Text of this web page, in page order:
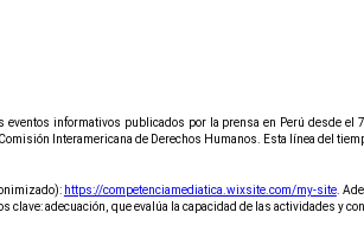
informativos publicados por la prensa en Perú desde
Interamericana de Derechos Humanos. Esta línea del
https://competenciamediatica.wixsite.com/my-site.
adecuación, que evalúa la capacidad de las actividades